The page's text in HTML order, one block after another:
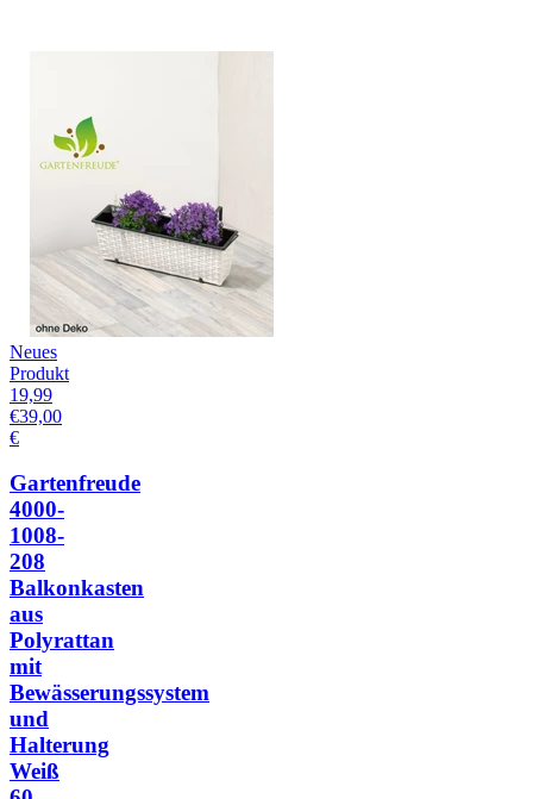
Neues
Produkt
19,99
€39,00
€
Gartenfreude
4000-
1008-
208
Balkonkasten
aus
Polyrattan
mit
Bewässerungssystem
und
Halterung
Weiß